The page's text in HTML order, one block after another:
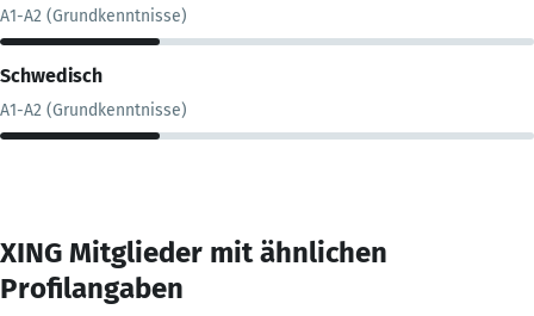
A1-A2 (Grundkenntnisse)
Schwedisch
A1-A2 (Grundkenntnisse)
XING Mitglieder mit ähnlichen
Profilangaben